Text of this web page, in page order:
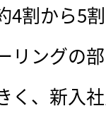
4割から5
リングの
く、新入